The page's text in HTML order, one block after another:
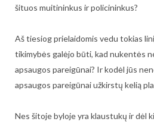
šituos muitininkus ir policininkus?
Aš tiesiog prielaidomis vedu tokias
tikimybės galėjo būti, kad nukentės
apsaugos pareigūnai? Ir kodėl jūs
apsaugos pareigūnai užkirstų kelią
Nes šitoje byloje yra klaustukų ir dėl